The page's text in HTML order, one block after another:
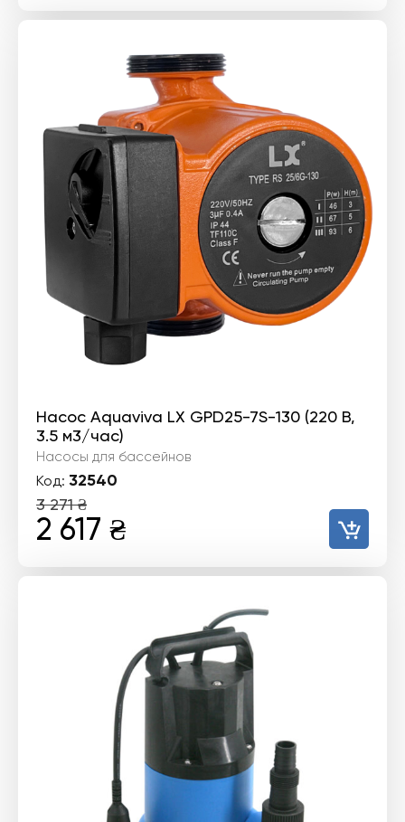
225 ₴.
580 ₴.
Насос Aquaviva LX GPD25-7S-130 (220 В,
3.5 м3/час)
Насосы для бассейнов
Код: 32540
3 271₴
Первоначальная
цена
2 617 ₴
цена:
617 ₴.